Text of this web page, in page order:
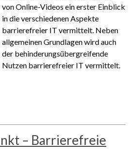
von Online-Videos ein erster Einblick
in die verschiedenen Aspekte
barrierefreier IT vermittelt. Neben
allgemeinen Grundlagen wird auch
der behinderungsübergreifende
Nutzen barrierefreier IT vermittelt.
– Barrierefreie